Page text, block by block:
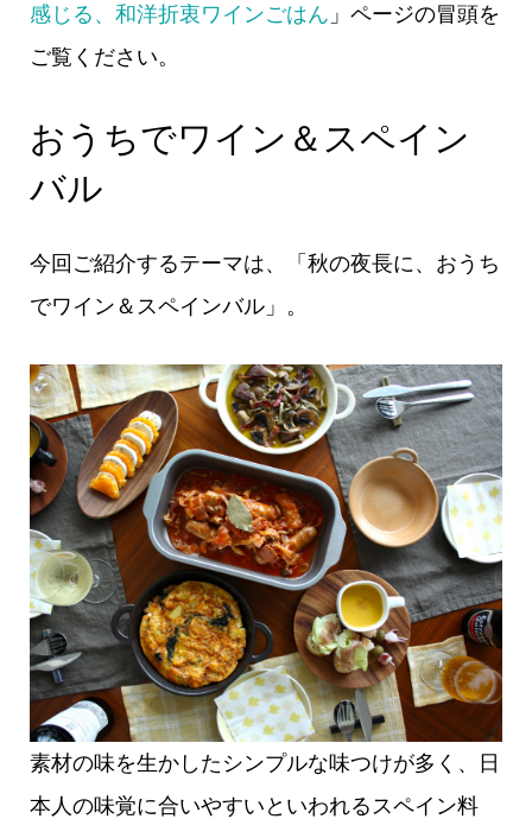
感じる、和洋折衷ワインごはん 」ページの冒頭を
ご覧ください。
おうちでワイン＆スペイン
バル
今回ご紹介するテーマは、「秋の夜長に、おうち
でワイン＆スペインバル」。
素材の味を生かしたシンプルな味つけが多く、日
本人の味覚に合いやすいといわれるスペイン料